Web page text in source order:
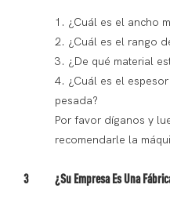
1. ¿Cuál es el ancho
2. ¿Cuál es el rango
3. ¿De qué material
4. ¿Cuál es el
pesada?
Por favor díganos y
recomendarle la
3 ¿Su Empresa Es Una